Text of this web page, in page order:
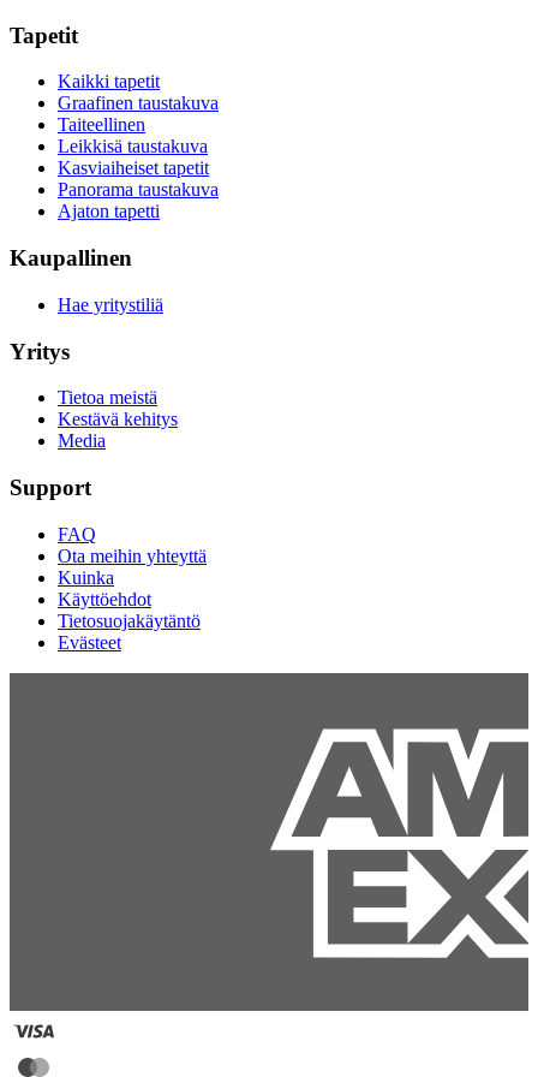
Tapetit
Kaikki tapetit
Graafinen taustakuva
Taiteellinen
Leikkisä taustakuva
Kasviaiheiset tapetit
Panorama taustakuva
Ajaton tapetti
Kaupallinen
Hae yritystiliä
Yritys
Tietoa meistä
Kestävä kehitys
Media
Support
FAQ
Ota meihin yhteyttä
Kuinka
Käyttöehdot
Tietosuojakäytäntö
Evästeet